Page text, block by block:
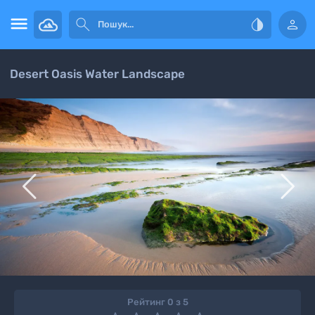
   
Desert Oasis Water Landscape
 
Рейтинг 0 з 5